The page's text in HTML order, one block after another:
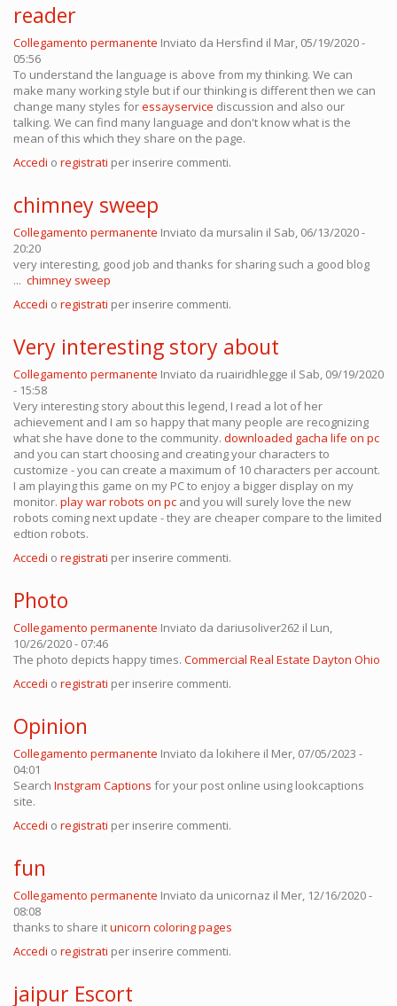
reader
Collegamento permanente Inviato da Hersfind il Mar, 05/19/2020 -
05:56
To understand the language is above from my thinking. We can
make many working style but if our thinking is different then we can
change many styles foressayservice discussion and also our
talking. We can find many language and don't know what is the
mean of this which they share on the page.
Accedi o registrati per inserire commenti.
chimney sweep
Collegamento permanente Inviato da mursalin il Sab, 06/13/2020 -
20:20
very interesting, good job and thanks for sharing such a good blog
... chimney sweep
Accedi o registrati per inserire commenti.
Very interesting story about
Collegamento permanente Inviato da ruairidhlegge il Sab, 09/19/2020
- 15:58
Very interesting story about this legend, I read a lot of her
achievement and I am so happy that many people are recognizing
what she have done to the community. downloaded gacha life on pc
and you can start choosing and creating your characters to
customize - you can create a maximum of 10 characters per account.
I am playing this game on my PC to enjoy a bigger display on my
monitor. play war robots on pc and you will surely love the new
robots coming next update - they are cheaper compare to the limited
edtion robots.
Accedi o registrati per inserire commenti.
Photo
Collegamento permanente Inviato da dariusoliver262 il Lun,
10/26/2020 - 07:46
The photo depicts happy times. Commercial Real Estate Dayton Ohio
Accedi o registrati per inserire commenti.
Opinion
Collegamento permanente Inviato da lokihere il Mer, 07/05/2023 -
04:01
Search Instgram Captions for your post online using lookcaptions
site.
Accedi o registrati per inserire commenti.
fun
Collegamento permanente Inviato da unicornaz il Mer, 12/16/2020 -
08:08
thanks to share itunicorn coloring pages
Accedi o registrati per inserire commenti.
jaipur Escort